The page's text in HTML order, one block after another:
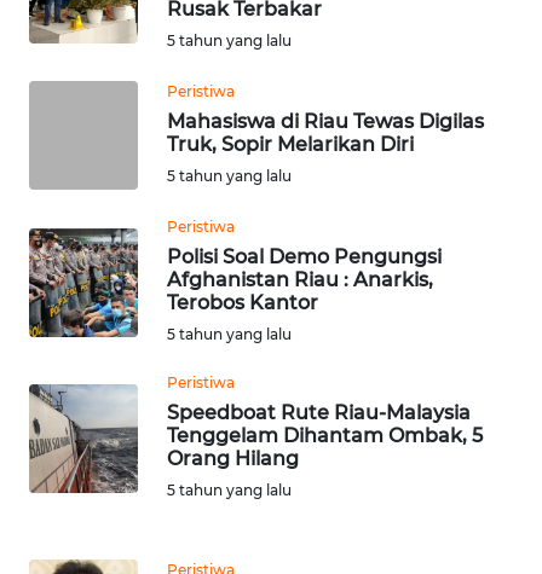
Rusak Terbakar
5 tahun yang lalu
Peristiwa
Mahasiswa di Riau Tewas Digilas
Truk, Sopir Melarikan Diri
5 tahun yang lalu
Peristiwa
Polisi Soal Demo Pengungsi
Afghanistan Riau : Anarkis,
Terobos Kantor
5 tahun yang lalu
Peristiwa
Speedboat Rute Riau-Malaysia
Tenggelam Dihantam Ombak, 5
Orang Hilang
5 tahun yang lalu
Peristiwa
WN
INDRAMAYU
WN
KUNINGAN
WN
MAJALENGKA
WN